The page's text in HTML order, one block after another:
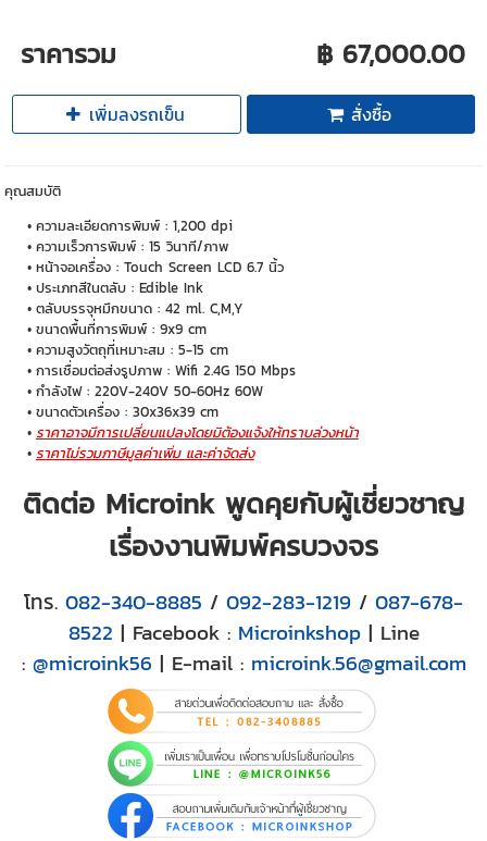
ราคารวม ฿ 67,000.00
เพิ่มลงรถเข็น สั่งซื้อ
คุณสมบัติ
ความละเอียดการพิมพ์ : 1,200 dpi
ความเร็วการพิมพ์ : 15 วินาที/ภาพ
หน้าจอเครื่อง : Touch Screen LCD 6.7 นิ้ว
ประเภทสีในตลับ : Edible Ink
ตลับบรรจุหมึกขนาด : 42 ml. C,M,Y
ขนาดพื้นที่การพิมพ์ : 9x9 cm
ความสูงวัตถุที่เหมาะสม : 5-15 cm
การเชื่อมต่อส่งรูปภาพ : Wifi 2.4G 150 Mbps
กำลังไฟ : 220V-240V 50-60Hz 60W
ขนาดตัวเครื่อง : 30x36x39 cm
ราคาอาจมีการเปลี่ยนแปลงโดยมิต้องแจ้งให้ทราบล่วงหน้า
ราคาไม่รวมภาษีมูลค่าเพิ่ม และค่าจัดส่ง
ติดต่อ Microink พูดคุยกับผู้เชี่ยวชาญ
เรื่องงานพิมพ์ครบวงจร
โทร. 082-340-8885 / 092-283-1219 / 087-678-
8522 | Facebook : Microinkshop| Line
: @microink56 | E-mail : microink.56@gmail.com